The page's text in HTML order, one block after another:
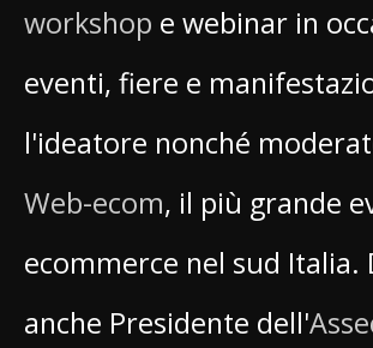
workshop e webinar in
eventi, fiere e
l'ideatore nonché
Web-ecom, il più grande
ecommerce nel sud Italia.
anche Presidente dell'